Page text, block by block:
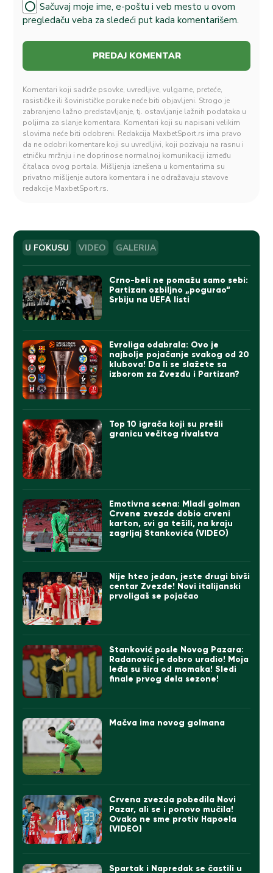
Sačuvaj moje ime, e-poštu i veb mesto u ovom
pregledaču veba za sledeći put kada komentarišem.
Komentari koji sadrže psovke, uvredljive, vulgarne, preteće,
rasističke ili šovinističke poruke neće biti objavljeni. Strogo je
zabranjeno lažno predstavljanje, tj. ostavljanje lažnih podataka u
poljima za slanje komentara. Komentari koji su napisani velikim
slovima neće biti odobreni. Redakcija MaxbetSport.rs ima pravo
da ne odobri komentare koji su uvredljivi, koji pozivaju na rasnu i
etničku mržnju i ne doprinose normalnoj komunikaciji između
čitalaca ovog portala. Mišljenja iznešena u komentarima su
privatno mišljenje autora komentara i ne odražavaju stavove
redakcije MaxbetSport.rs.
U FOKUSU VIDEO GALERIJA
Crno-beli ne pomažu samo sebi:
Partizan ozbiljno „pogurao“
Srbiju na UEFA listi
Evroliga odabrala: Ovo je
najbolje pojačanje svakog od 20
klubova! Da li se slažete sa
izborom za Zvezdu i Partizan?
Top 10 igrača koji su prešli
granicu večitog rivalstva
Emotivna scena: Mladi golman
Crvene zvezde dobio crveni
karton, svi ga tešili, na kraju
zagrljaj Stankovića (VIDEO)
Nije hteo jedan, jeste drugi bivši
centar Zvezde! Novi italijanski
prvoligaš se pojačao
Stanković posle Novog Pazara:
Radanović je dobro uradio! Moja
leđa su šira od momaka! Sledi
finale prvog dela sezone!
Mačva ima novog golmana
Crvena zvezda pobedila Novi
Pazar, ali se i ponovo mučila!
Ovako ne sme protiv Hapoela
(VIDEO)
Spartak i Napredak se častili u